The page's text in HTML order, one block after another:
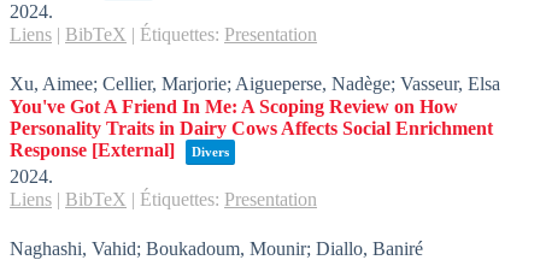
2024.
Liens | BibTeX | Étiquettes: Presentation
Xu, Aimee; Cellier, Marjorie; Aigueperse, Nadège; Vasseur, Elsa
You've Got A Friend In Me: A Scoping Review on How
Personality Traits in Dairy Cows Affects Social Enrichment
Response [External] Divers
2024.
Liens | BibTeX | Étiquettes: Presentation
Naghashi, Vahid; Boukadoum, Mounir; Diallo, Baniré